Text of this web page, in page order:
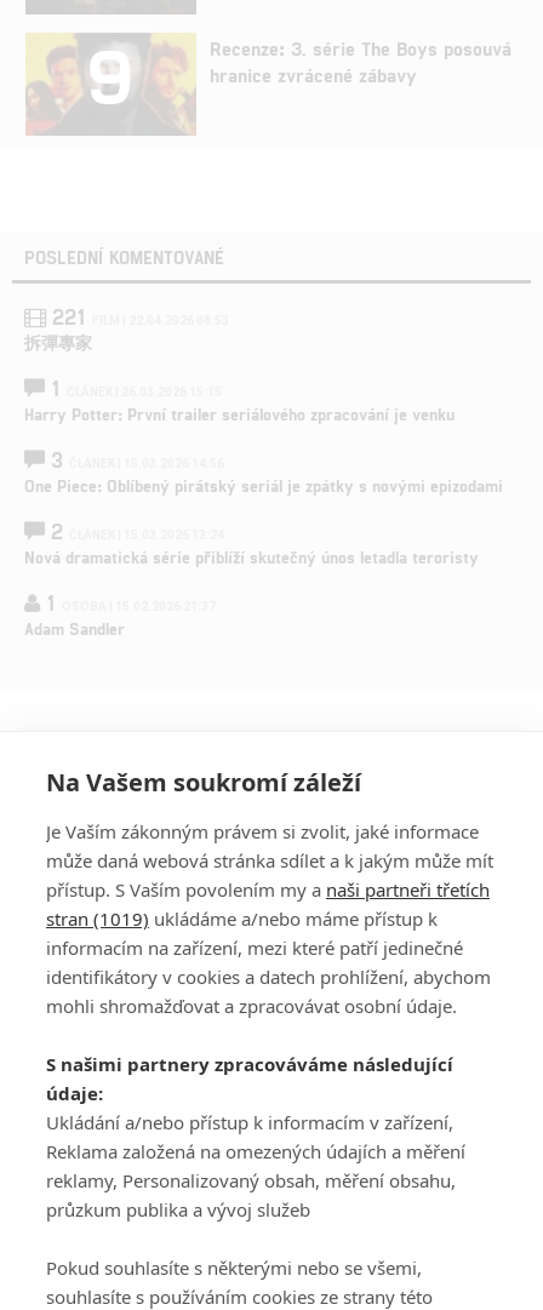
9
Recenze: 3. série The Boys posouvá
hranice zvrácené zábavy
POSLEDNÍ KOMENTOVANÉ
221
拆彈專家
1
Harry Potter: První trailer seriálového zpracování je venku
3
One Piece: Oblíbený pirátský seriál je zpátky s novými epizodami
2
Nová dramatická série přiblíží skutečný únos letadla teroristy
1
Adam Sandler
PŘIHLÁSIT
REGISTROVAT
DISKUZE
Šéfredaktorkou webu jePetr Slavík, e-mailserialy@fandimefilmu.cz
Máte-li zájem o inzerci na našem webu napište nám na e-mail
studio@koncal.com
Ochrana osobních údajů|Zásady používání cookies |Pravidla webu
Upravit nastavení soukromí
Na Vašem soukromí záleží
Je Vaším zákonným právem si zvolit, jaké informace
může daná webová stránka sdílet a k jakým může mít
přístup. S Vaším povolením my a naši partneři třetích
stran (1019) ukládáme a/nebo máme přístup k
informacím na zařízení, mezi které patří jedinečné
identifikátory v cookies a datech prohlížení, abychom
mohli shromažďovat a zpracovávat osobní údaje.
S našimi partnery zpracováváme následující
údaje:
Ukládání a/nebo přístup k informacím v zařízení,
Reklama založená na omezených údajích a měření
reklamy, Personalizovaný obsah, měření obsahu,
průzkum publika a vývoj služeb
Pokud souhlasíte s některými nebo se všemi,
souhlasíte s používáním cookies ze strany této